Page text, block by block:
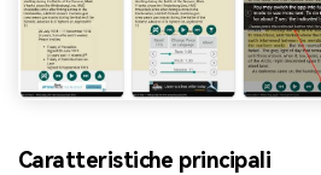
Caratteristiche principali